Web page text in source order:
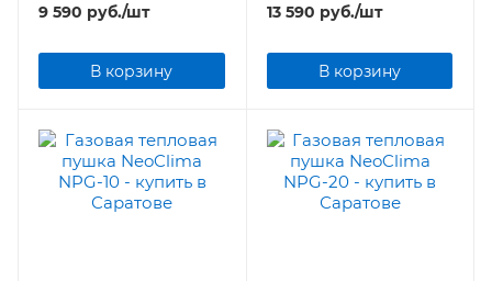
9 590 руб./шт
В корзину
13 590 руб./шт
В корзину